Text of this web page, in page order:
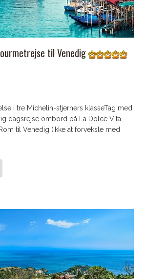
til Venedig
i tre Michelin-stjerners klasseTag med
dagsrejse ombord på La Dolce Vita
til Venedig (ikke at forveksle med